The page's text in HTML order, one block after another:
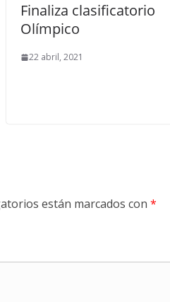
Finaliza clasificatorio
Olímpico
22 abril, 2021
están marcados con *